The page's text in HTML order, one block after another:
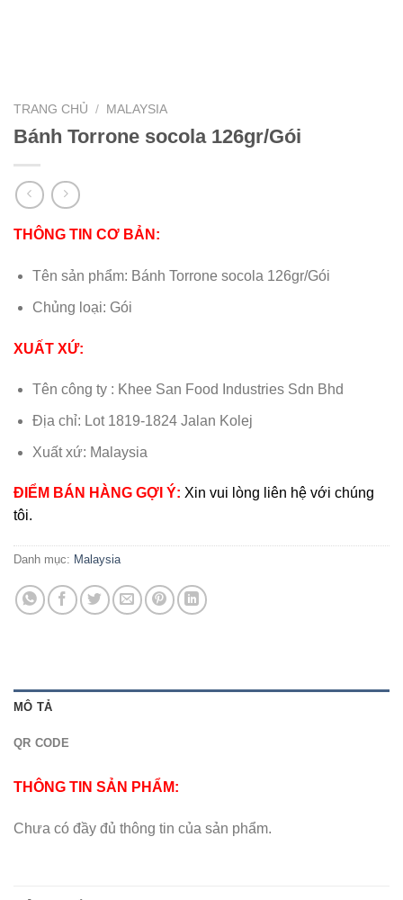
TRANG CHỦ / MALAYSIA
Bánh Torrone socola 126gr/Gói
THÔNG TIN CƠ BẢN:
Tên sản phẩm: Bánh Torrone socola 126gr/Gói
Chủng loại: Gói
XUẤT XỨ:
Tên công ty : Khee San Food Industries Sdn Bhd
Địa chỉ: Lot 1819-1824 Jalan Kolej
Xuất xứ: Malaysia
ĐIỂM BÁN HÀNG GỢI Ý: Xin vui lòng liên hệ với chúng
tôi.
Danh mục: Malaysia
MÔ TẢ
QR CODE
THÔNG TIN SẢN PHẨM:
Chưa có đầy đủ thông tin của sản phẩm.